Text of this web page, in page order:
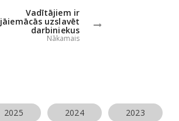
Vadītājiem ir
jāiemācās uzslavēt
darbiniekus
Nākamais
2025 2024 2023